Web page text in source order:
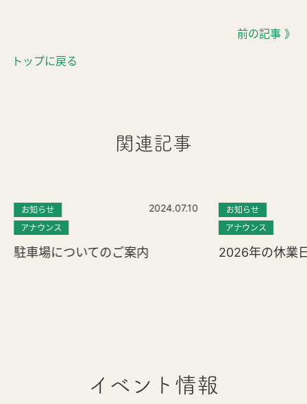
トップに戻る
前の記事 》
関連記事
お知らせ
アナウンス
2024.07.10
駐車場についてのご案内
お知らせ
アナウンス
2026年の休業
イベント情報